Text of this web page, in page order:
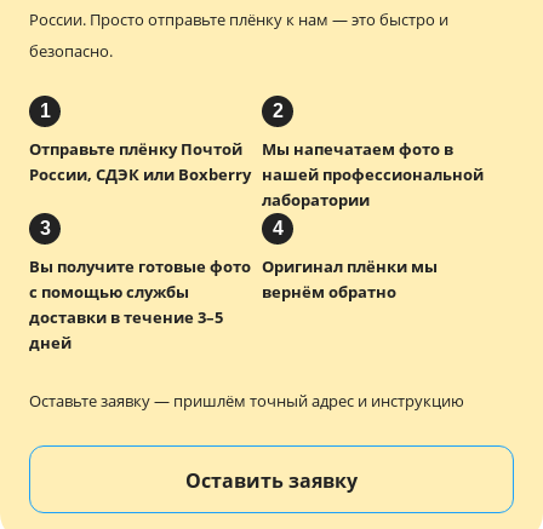
России. Просто отправьте плёнку к нам — это быстро и
безопасно.
1
Отправьте плёнку Почтой
России, СДЭК или Boxberry
2
Мы напечатаем фото в
нашей профессиональной
лаборатории
3
Вы получите готовые фото
с помощью службы
доставки в течение 3–5
дней
4
Оригинал плёнки мы
вернём обратно
Оставьте заявку — пришлём точный адрес и инструкцию
Оставить заявку